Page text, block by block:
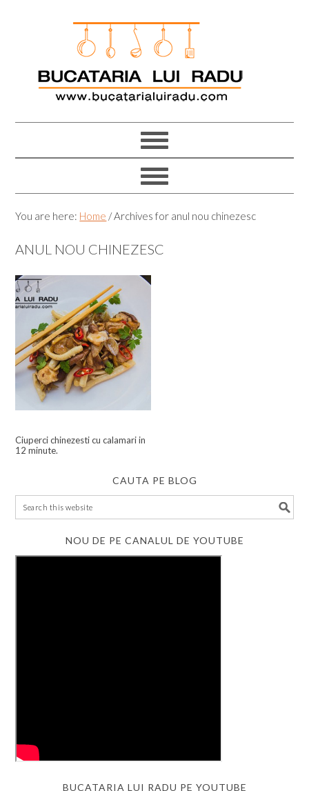
You are here: Home /Archives for anul nou chinezesc
ANUL NOU CHINEZESC
Ciuperci chinezesti cu calamari in
12 minute.
CAUTA PE BLOG
NOU DE PE CANALUL DE YOUTUBE
BUCATARIA LUI RADU PE YOUTUBE